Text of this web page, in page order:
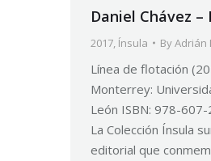
Daniel Chávez
2017, Ínsula ByAdrián
Línea de flotación
Monterrey:
León ISBN: 978-
La Colección Ínsula
editorial que